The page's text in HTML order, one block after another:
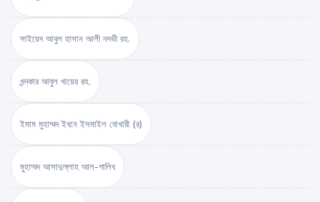
সাইয়েদ আবুল হাসান আলী নদভী রহ.
খন্দকার আবুল খায়ের রহ.
ইমাম মুহাম্মদ ইবনে ইসমাইল বোখারী (র)
মুহাম্মদ আসাদুল্লাহ আল-গালিব